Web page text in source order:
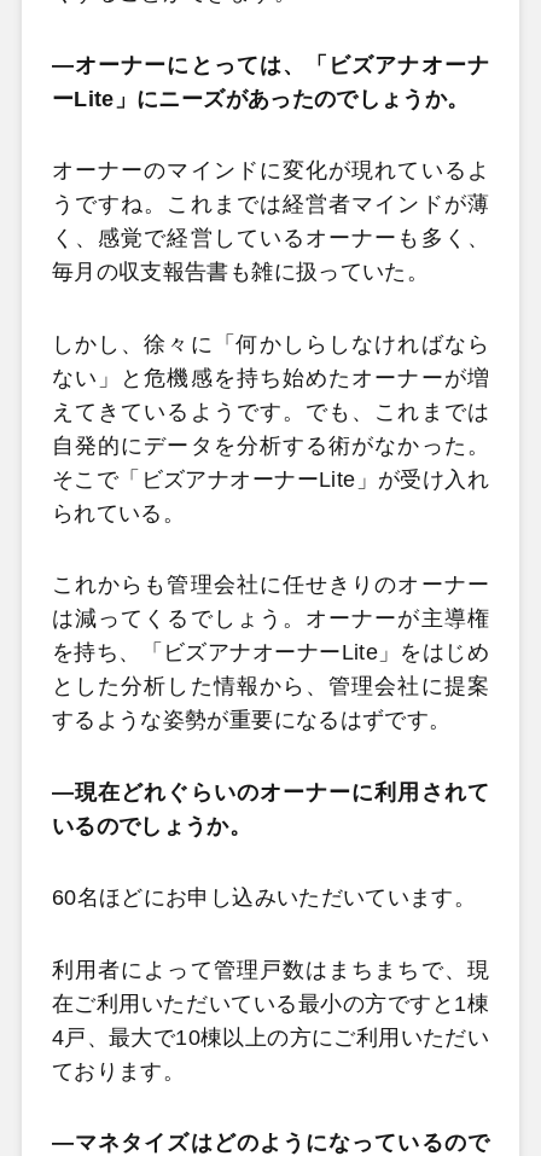
―オーナーにとっては、「ビズアナオーナ
ーLite」にニーズがあったのでしょうか。
オーナーのマインドに変化が現れているよ
うですね。これまでは経営者マインドが薄
く、感覚で経営しているオーナーも多く、
毎月の収支報告書も雑に扱っていた。
しかし、徐々に「何かしらしなければなら
ない」と危機感を持ち始めたオーナーが増
えてきているようです。でも、これまでは
自発的にデータを分析する術がなかった。
そこで「ビズアナオーナーLite」が受け入れ
られている。
これからも管理会社に任せきりのオーナー
は減ってくるでしょう。オーナーが主導権
を持ち、「ビズアナオーナーLite」をはじめ
とした分析した情報から、管理会社に提案
するような姿勢が重要になるはずです。
―現在どれぐらいのオーナーに利用されて
いるのでしょうか。
60名ほどにお申し込みいただいています。
利用者によって管理戸数はまちまちで、現
在ご利用いただいている最小の方ですと1棟
4戸、最大で10棟以上の方にご利用いただい
ております。
―マネタイズはどのようになっているので